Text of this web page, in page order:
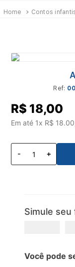
Contos
Ref:
R$ 18,00
Em até 1x R$ 18.00
Simule seu
Você pode